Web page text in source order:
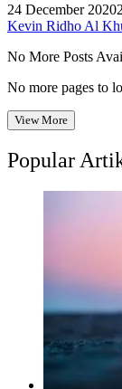
24 December 2020
Kevin Ridho Al
No More Posts
No more pages to
View More
Popular